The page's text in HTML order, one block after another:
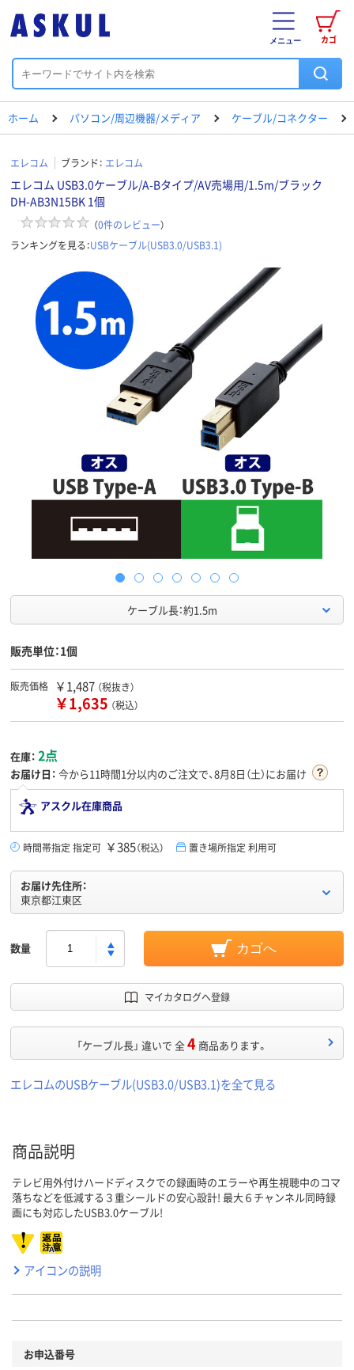
カゴ
メニュー
ホーム パソコン/周辺機器/メディア ケーブル/コネクター
エレコム ブランド： エレコム
エレコム USB3.0ケーブル/A-Bタイプ/AV売場用/1.5m/ブラック
DH-AB3N15BK 1個
（0件のレビュー）
ランキングを見る：USBケーブル(USB3.0/USB3.1)
ケーブル長：約1.5m
販売単位：1個
販売価格 ￥1,487 （税抜き）
￥1,635 （税込）
在庫： 2点
お届け日： 今から11時間1分以内のご注文で、8月8日（土）にお届け
アスクル在庫商品
時間帯指定 指定可 ￥385（税込） 置き場所指定 利用可
お届け先住所：
東京都江東区
数量 カゴへ
マイカタログへ登録
「ケーブル長」 違いで 全4 商品あります。
エレコムのUSBケーブル(USB3.0/USB3.1)を全て見る
商品説明
テレビ用外付けハードディスクでの録画時のエラーや再生視聴中のコマ
落ちなどを低減する３重シールドの安心設計! 最大６チャンネル同時録
画にも対応したUSB3.0ケーブル!
アイコンの説明
お申込番号